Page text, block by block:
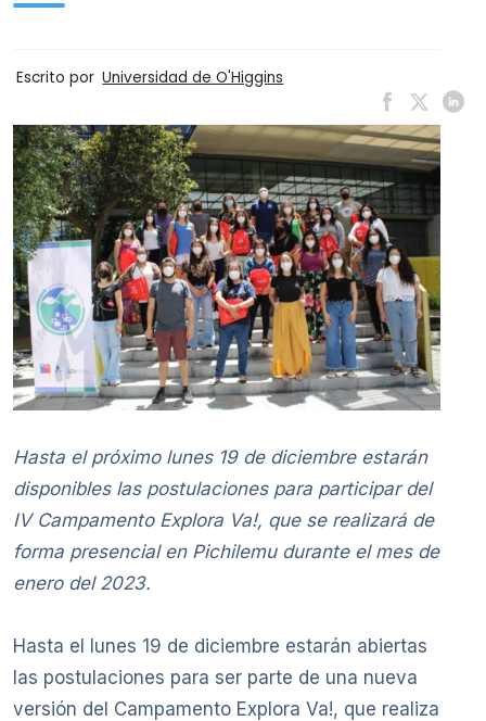
Escrito por Universidad de O'Higgins
Hasta el próximo lunes 19 de diciembre estarán
disponibles las postulaciones para participar del
IV Campamento Explora Va!, que se realizará de
forma presencial en Pichilemu durante el mes de
enero del 2023.
Hasta el lunes 19 de diciembre estarán abiertas
las postulaciones para ser parte de una nueva
versión del Campamento Explora Va!, que realiza